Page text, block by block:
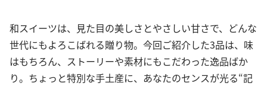
和スイーツは、見た目の美しさとやさしい甘さで、どんな
世代にもよろこばれる贈り物。今回ご紹介した3品は、味
はもちろん、ストーリーや素材にもこだわった逸品ばか
り。ちょっと特別な手土産に、あなたのセンスが光る“記